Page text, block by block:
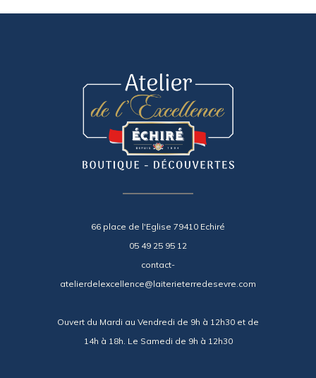
66 place de l'Eglise 79410 Echiré
05 49 25 95 12
contact-
atelierdelexcellence@laiterieterredesevre.com
Ouvert du Mardi au Vendredi de 9h à 12h30 et de
14h à 18h. Le Samedi de 9h à 12h30